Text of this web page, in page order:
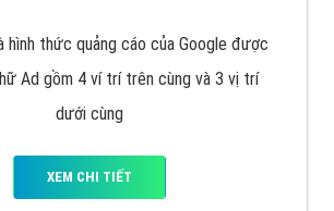
hình thức quảng cáo của Google được
Ad gồm 4 ví trí trên cùng và 3 vị trí
dưới cùng
XEM CHI TIẾT